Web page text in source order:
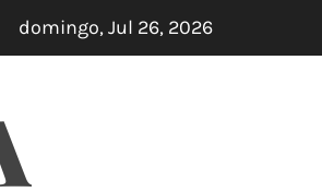
Negra: el unipersonal que se ríe de los
domingo, Jul 26, 2026